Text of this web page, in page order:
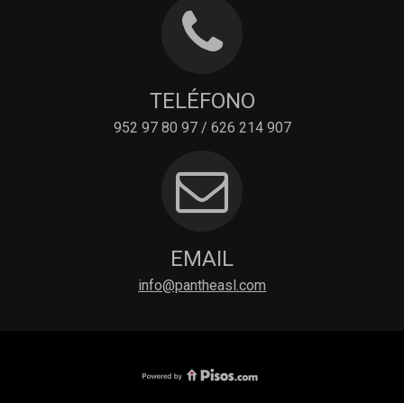
TELÉFONO
952 97 80 97 / 626 214 907
EMAIL
info@pantheasl.com